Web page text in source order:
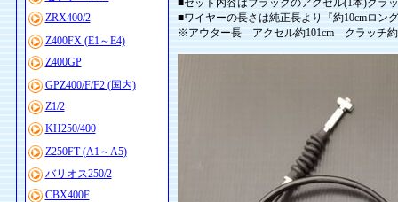
ZRX400/2
Z400FX (E1～E4)
Z400GP
GPZ400/F/F2 (国内)
Z1/2
KH250/400
Z250FT (A1～A5)
バリオス250/2
CBX400F
■セット内容はブラックのアクセル(1本)クラ
■ワイヤーの長さは純正長より『約10cmロン
※アウター長 アクセル約101cm クラッチ